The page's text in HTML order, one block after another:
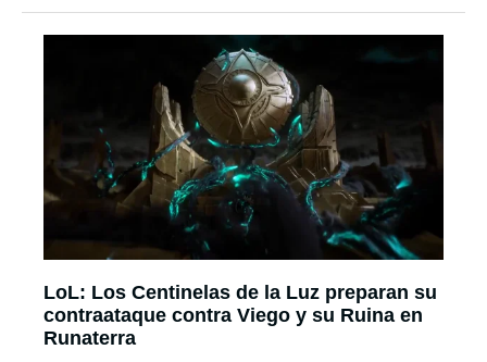
LoL: Los Centinelas de la Luz preparan su
contraataque contra Viego y su Ruina en
Runaterra